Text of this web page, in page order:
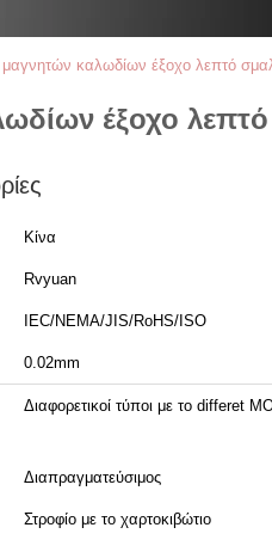
καλωδίων έξοχο λεπτό
έξοχο
Κίνα
Rvyuan
IEC/NEMA/JIS/RoHS/ISO
0.02mm
Διαφορετικοί τύποι με το differet
Διαπραγματεύσιμος
Στροφίο με το χαρτοκιβώτιο